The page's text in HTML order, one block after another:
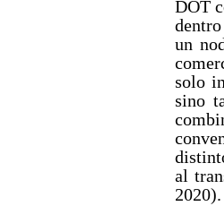
DOT
un
solo
sino
al
2020).